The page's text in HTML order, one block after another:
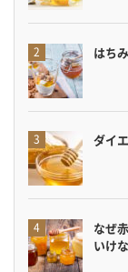
はち
ダイ
なぜ
いけ